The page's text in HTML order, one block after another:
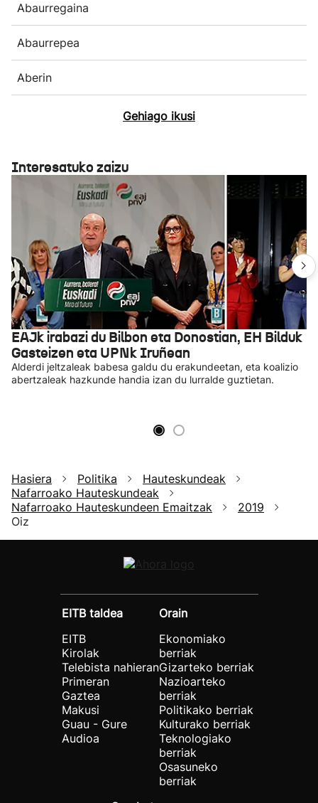
Abaurregaina
Abaurrepea
Aberin
Gehiago ikusi
Interesatuko zaizu
EAJk irabazi du Bilbon eta Donostian, EH Bilduk
Gasteizen eta UPNk Iruñean
Alderdi jeltzaleak babesa galdu du erakundeetan, eta koalizio
abertzaleak hazkunde handia izan du lurralde guztietan.
Hasiera Politika
Hauteskundeak
Nafarroako Hauteskundeak
Nafarroako Hauteskundeen Emaitzak
2019
Oiz
EITB taldea
EITB
Kirolak
Telebista nahieran
Primeran
Gaztea
Makusi
Guau - Gure
Audioa
Orain
Ekonomiako
berriak
Gizarteko berriak
Nazioarteko
berriak
Politikako berriak
Kulturako berriak
Teknologiako
berriak
Osasuneko
berriak